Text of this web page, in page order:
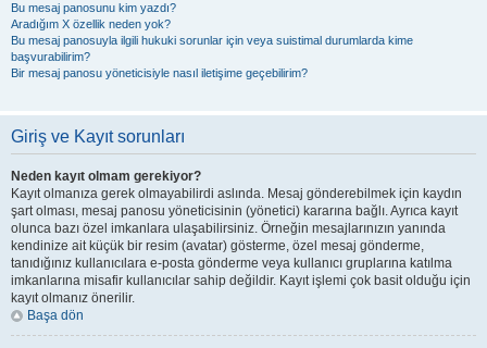
Bu mesaj panosunu kim yazdı?
Aradığım X özellik neden yok?
Bu mesaj panosuyla ilgili hukuki sorunlar için veya suistimal durumlarda kime
başvurabilirim?
Bir mesaj panosu yöneticisiyle nasıl iletişime geçebilirim?
Giriş ve Kayıt sorunları
Neden kayıt olmam gerekiyor?
Kayıt olmanıza gerek olmayabilirdi aslında. Mesaj gönderebilmek için kaydın
şart olması, mesaj panosu yöneticisinin (yönetici) kararına bağlı. Ayrıca kayıt
olunca bazı özel imkanlara ulaşabilirsiniz. Örneğin mesajlarınızın yanında
kendinize ait küçük bir resim (avatar) gösterme, özel mesaj gönderme,
tanıdığınız kullanıcılara e-posta gönderme veya kullanıcı gruplarına katılma
imkanlarına misafir kullanıcılar sahip değildir. Kayıt işlemi çok basit olduğu için
kayıt olmanız önerilir.
Başa dön